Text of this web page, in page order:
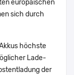
europäischen
sich durch
höchste
Lade-
der